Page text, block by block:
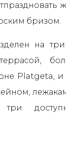
бризом.
на
Platgeta, и